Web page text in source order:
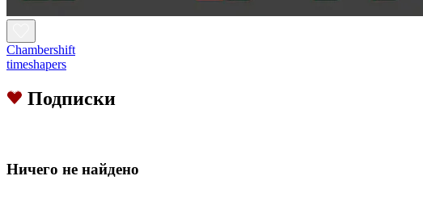
Chambershift
timeshapers
Подписки
Hичего не найдено